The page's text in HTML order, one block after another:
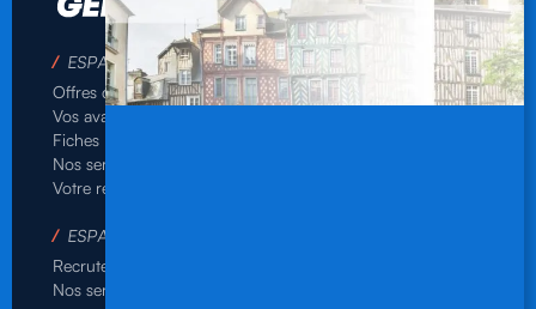
/ ESPACE CANDIDATS
Offres d’emploi
Vos avantages
Fiches pratiques
Nos services
Votre relevé d’heures
/ ESPACE ENTREPRISES
Recruter en ligne
Nos services
/ LE GROUPE
Qui sommes-nous ?